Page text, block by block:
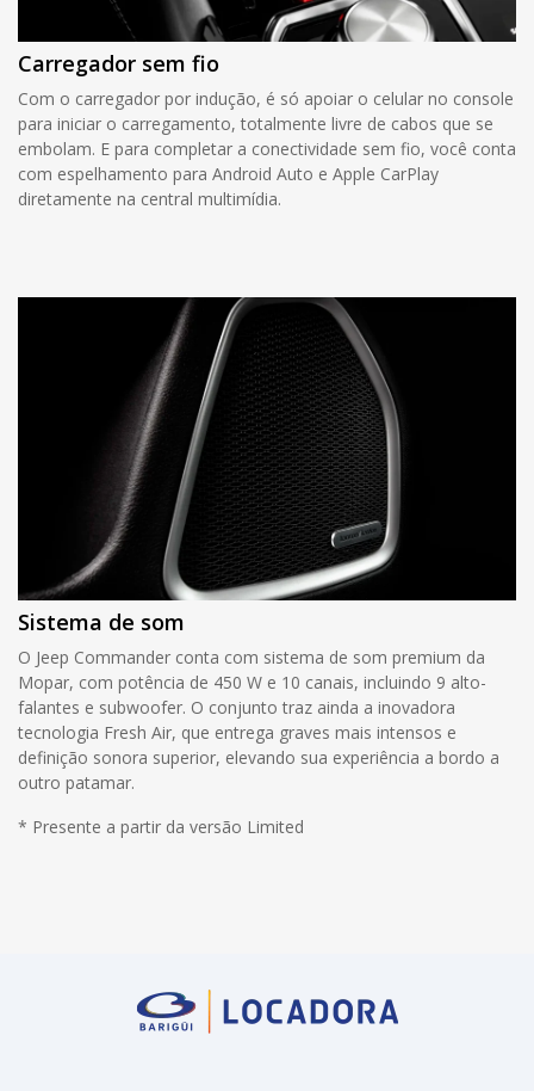
Carregador sem fio
Com o carregador por indução, é só apoiar o celular no console
para iniciar o carregamento, totalmente livre de cabos que se
embolam. E para completar a conectividade sem fio, você conta
com espelhamento para Android Auto e Apple CarPlay
diretamente na central multimídia.
Sistema de som
O Jeep Commander conta com sistema de som premium da
Mopar, com potência de 450 W e 10 canais, incluindo 9 alto-
falantes e subwoofer. O conjunto traz ainda a inovadora
tecnologia Fresh Air, que entrega graves mais intensos e
definição sonora superior, elevando sua experiência a bordo a
outro patamar.
* Presente a partir da versão Limited